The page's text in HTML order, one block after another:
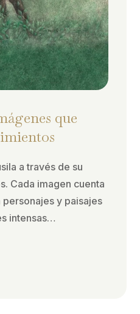
que
a través de su
Cada imagen cuenta
personajes y paisajes
intensas…